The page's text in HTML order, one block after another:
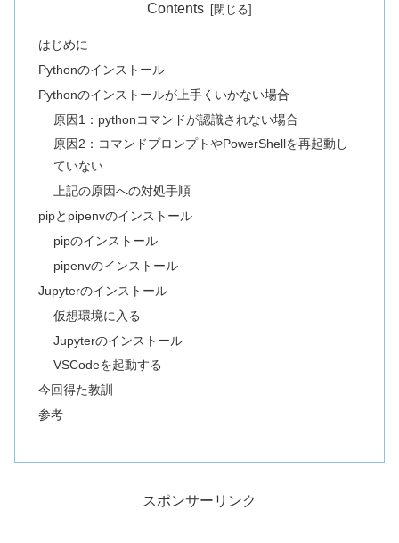
Contents
はじめに
Pythonのインストール
Pythonのインストールが上手くいかない場合
原因1：pythonコマンドが認識されない場合
原因2：コマンドプロンプトやPowerShellを再起動し
ていない
上記の原因への対処手順
pipとpipenvのインストール
pipのインストール
pipenvのインストール
Jupyterのインストール
仮想環境に入る
Jupyterのインストール
VSCodeを起動する
今回得た教訓
参考
スポンサーリンク